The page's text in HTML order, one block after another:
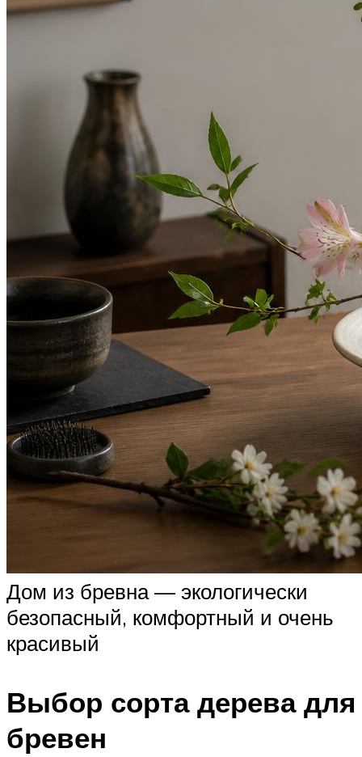
Дом из бревна — экологически
безопасный, комфортный и очень
красивый
Выбор сорта дерева для
бревен